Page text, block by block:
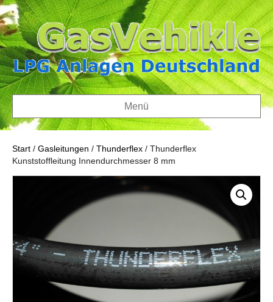
Menü
Start / Gasleitungen / Thunderflex / Thunderflex
Kunststoffleitung Innendurchmesser 8 mm